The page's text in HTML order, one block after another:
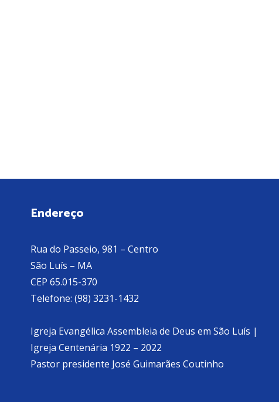
Endereço
Rua do Passeio, 981 – Centro
São Luís – MA
CEP 65.015-370
Telefone: (98) 3231-1432
Igreja Evangélica Assembleia de Deus em São Luís |
Igreja Centenária 1922 – 2022
Pastor presidente José Guimarães Coutinho